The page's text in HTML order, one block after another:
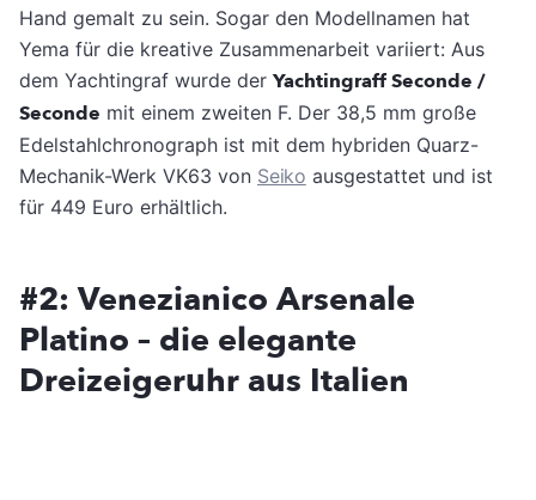
Hand gemalt zu sein. Sogar den Modellnamen hat
Yema für die kreative Zusammenarbeit variiert: Aus
dem Yachtingraf wurde der Yachtingraff Seconde /
Seconde mit einem zweiten F. Der 38,5 mm große
Edelstahlchronograph ist mit dem hybriden Quarz-
Mechanik-Werk VK63 von Seiko ausgestattet und ist
für 449 Euro erhältlich.
#2: Venezianico Arsenale
Platino – die elegante
Dreizeigeruhr aus Italien